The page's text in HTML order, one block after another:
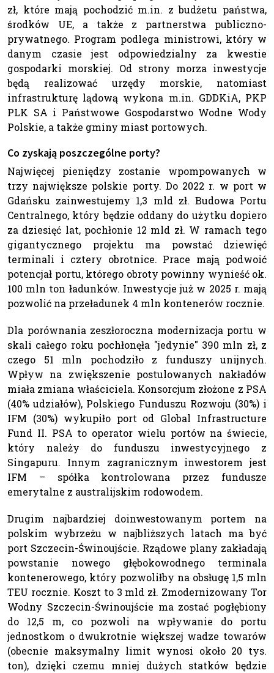
zł, które mają pochodzić m.in. z budżetu państwa,
środków UE, a także z partnerstwa publiczno-
prywatnego. Program podlega ministrowi, który w
danym czasie jest odpowiedzialny za kwestie
gospodarki morskiej. Od strony morza inwestycje
będą realizować urzędy morskie, natomiast
infrastrukturę lądową wykona m.in. GDDKiA, PKP
PLK SA i Państwowe Gospodarstwo Wodne Wody
Polskie, a także gminy miast portowych.
Co zyskają poszczególne porty?
Najwięcej pieniędzy zostanie wpompowanych w
trzy największe polskie porty. Do 2022 r. w port w
Gdańsku zainwestujemy 1,3 mld zł. Budowa Portu
Centralnego, który będzie oddany do użytku dopiero
za dziesięć lat, pochłonie 12 mld zł. W ramach tego
gigantycznego projektu ma powstać dziewięć
terminali i cztery obrotnice. Prace mają podwoić
potencjał portu, którego obroty powinny wynieść ok.
100 mln ton ładunków. Inwestycje już w 2025 r. mają
pozwolić na przeładunek 4 mln kontenerów rocznie.
Dla porównania zeszłoroczna modernizacja portu w
skali całego roku pochłonęła "jedynie" 390 mln zł, z
czego 51 mln pochodziło z funduszy unijnych.
Wpływ na zwiększenie postulowanych nakładów
miała zmiana właściciela. Konsorcjum złożone z PSA
(40% udziałów), Polskiego Funduszu Rozwoju (30%) i
IFM (30%) wykupiło port od Global Infrastructure
Fund II. PSA to operator wielu portów na świecie,
który należy do funduszu inwestycyjnego z
Singapuru. Innym zagranicznym inwestorem jest
IFM – spółka kontrolowana przez fundusze
emerytalne z australijskim rodowodem.
Drugim najbardziej doinwestowanym portem na
polskim wybrzeżu w najbliższych latach ma być
port Szczecin-Świnoujście. Rządowe plany zakładają
powstanie nowego głębokowodnego terminala
kontenerowego, który pozwoliłby na obsługę 1,5 mln
TEU rocznie. Koszt to 3 mld zł. Zmodernizowany Tor
Wodny Szczecin-Świnoujście ma zostać pogłębiony
do 12,5 m, co pozwoli na wpływanie do portu
jednostkom o dwukrotnie większej wadze towarów
(obecnie maksymalny limit wynosi około 20 tys.
ton), dzięki czemu mniej dużych statków będzie